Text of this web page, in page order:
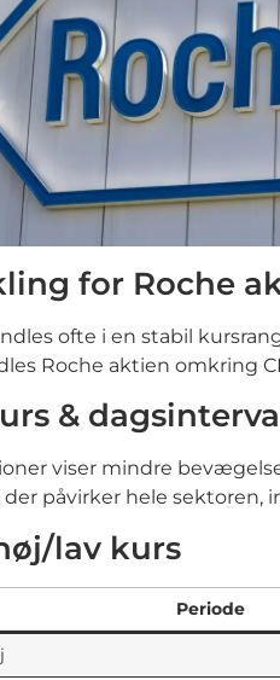
for Roche
ofte i en stabil
Roche aktien omkring
&
viser mindre
påvirker hele sektoren,
lav kurs
Periode